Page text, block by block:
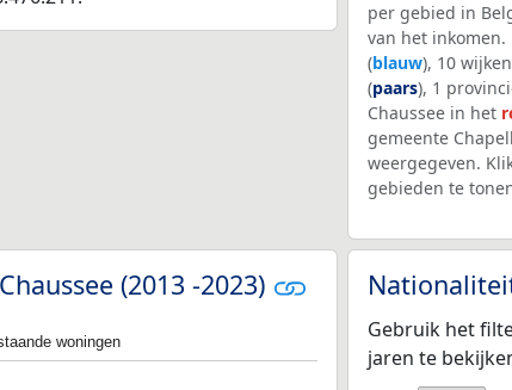
per gebied in
van het
(blauw), 10
(paars), 1
Chaussee in het
gemeente
weergegeven.
gebieden te
(2013 -2023)
woningen
Gebruik het
jaren te